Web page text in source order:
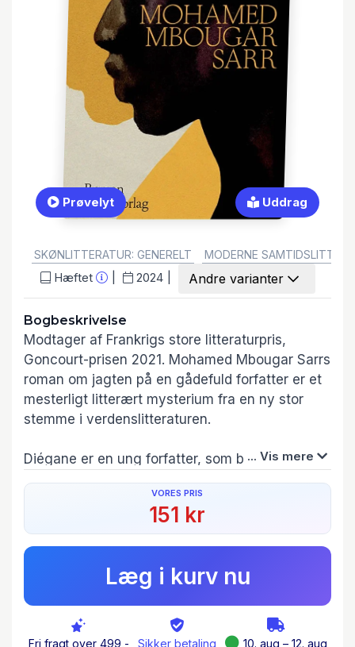
Prøvelyt Uddrag
SKØNLITTERATUR: GENERELT
MODERNE
Hæftet 2024 Andre varianter
Bogbeskrivelse
Modtager af Frankrigs store litteraturpris,
Goncourt-prisen 2021. Mohamed Mbougar Sarrs
roman om jagten på en gådefuld forfatter er et
mesterligt litterært mysterium fra en ny stor
stemme i verdenslitteraturen.
Diégane er en ung forfatter, som bor i Paris,
hvor han hænger ud med en gruppe andre
afrikanske eksilforfattere, som ynder at
diskutere bøger og filosofi, gå i seng med
hinanden og drikke vin. Da han hører om et
uopdriveligt mesterværk fra 1930’erne af en
senegalesisk forfatter, T. C. Elimane, beslutter
Diégane sig for at opklare bogen og
forfatterens skæbne. I sin samtid blev Elimane
udråbt til en litterær sensation og kaldt ”den
... Vis mere
VORES PRIS
151 kr
Læg i kurv nu
Fri fragt over 499,- Sikker betaling 10. aug – 12. aug